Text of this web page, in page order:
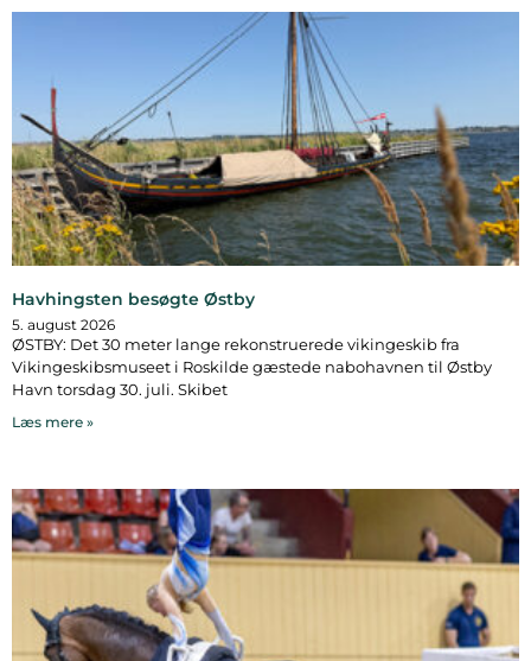
Havhingsten besøgte Østby
5. august 2026
ØSTBY: Det 30 meter lange rekonstruerede vikingeskib fra
Vikingeskibsmuseet i Roskilde gæstede nabohavnen til Østby
Havn torsdag 30. juli. Skibet
Læs mere »